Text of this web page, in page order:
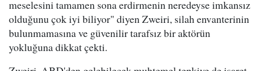
meselesini tamamen sona erdirmenin neredeyse imkansız
olduğunu çok iyi biliyor" diyen Zweiri, silah envanterinin
bulunmamasına ve güvenilir tarafsız bir aktörün
yokluğuna dikkat çekti.